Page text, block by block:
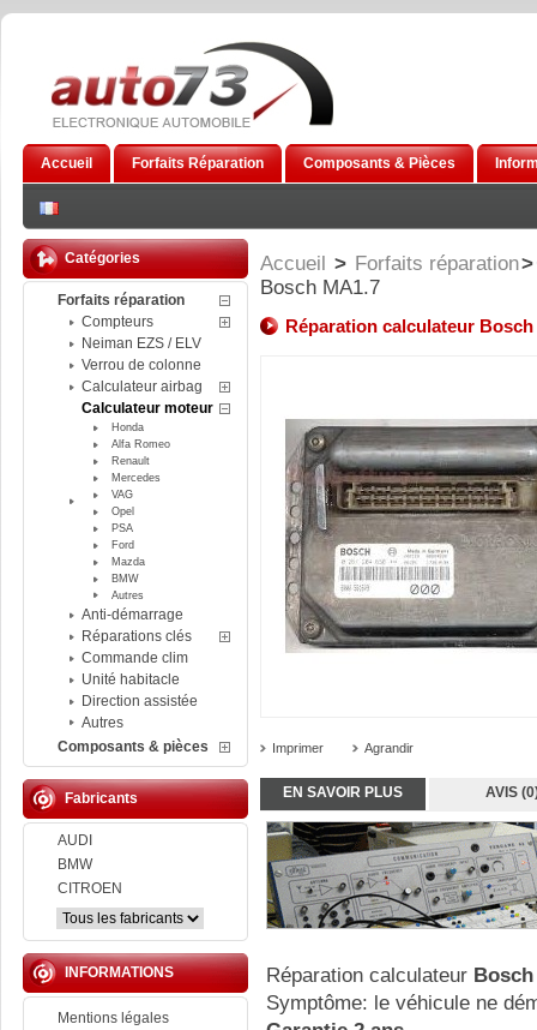
Accueil Forfaits Réparation Composants & Pièces
Catégories
Forfaits réparation
Compteurs
Neiman EZS / ELV
Verrou de colonne
Calculateur airbag
Calculateur moteur
Honda
Alfa Romeo
Renault
Mercedes
VAG
Opel
PSA
Ford
Mazda
BMW
Autres
Anti-démarrage
Réparations clés
Commande clim
Unité habitacle
Direction assistée
Autres
Composants & pièces
Fabricants
AUDI
BMW
CITROEN
INFORMATIONS
Mentions légales
Accueil > Forfaits réparation>
Bosch MA1.7
Réparation calculateur Bosch
Imprimer Agrandir
EN SAVOIR PLUS AVIS
Réparation calculateur
Symptôme: le véhicule ne